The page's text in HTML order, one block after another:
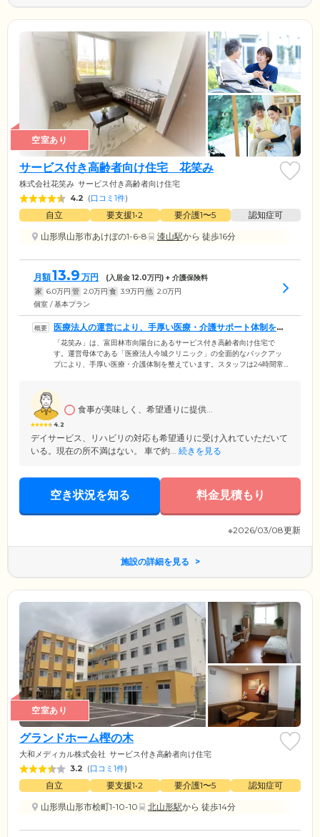
空室あり
サービス付き高齢者向け住宅 花笑み
株式会社花笑み サービス付き高齢者向け住宅
4.2 (口コミ1件)
自立 要支援1•2 要介護1〜5
認知症可
山形県山形市あけぼの1-6-8
漆山駅から 徒歩16分
月額13.9 万円 (入居金12.0万円) + 介護保険料
家 6.0万円 管 2.0万円 食 3.9万円 他 2.0万円
個室 / 基本プラン
医療法人の運営により、手厚い医療・介護サポート体制を確
立しています
「花笑み」は、富田林市向陽台にあるサービス付き高齢者向け住宅で
す。運営母体である「医療法人今城クリニック」の全面的なバックアッ
プにより、手厚い医療・介護体制を整えています。スタッフは24時間常
搬送や専門医による医療対応ができる体制を確立。インスリン投与や人
工透析、在宅酸素、胃ろうなど、医療依存度が高い方のご入居にも対応
していますので、お気軽にお問い合わせください。
4.2
食事が美味しく、希望通りに提供...
デイサービス、リハビリの対応も希望通りに受け入れていただいて
いる。現在の所不満はない。 車で約... 続きを見る
空き状況を知る 料金見積もり
※2026/03/08更新
施設の詳細を見る
空室あり
グランドホーム樫の木
大和メディカル株式会社 サービス付き高齢者向け住宅
3.2 (口コミ1件)
自立 要支援1•2 要介護1〜5
認知症可
山形県山形市桧町1-10-10
北山形駅から 徒歩14分